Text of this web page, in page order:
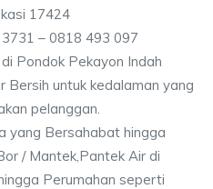
17424
– 0818 493 097
Pondok Pekayon Indah
Bersih untuk kedalaman yang
pelanggan.
yang Bersahabat hingga
/ Mantek,Pantek Air di
Perumahan seperti